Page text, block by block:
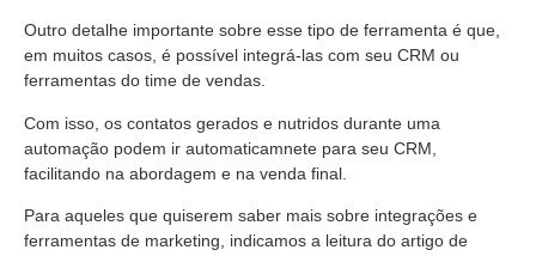
Outro detalhe importante sobre esse tipo de ferramenta é que,
em muitos casos, é possível integrá-las com seu CRM ou
ferramentas do time de vendas.
Com isso, os contatos gerados e nutridos durante uma
automação podem ir automaticamnete para seu CRM,
facilitando na abordagem e na venda final.
Para aqueles que quiserem saber mais sobre integrações e
ferramentas de marketing, indicamos a leitura do artigo de